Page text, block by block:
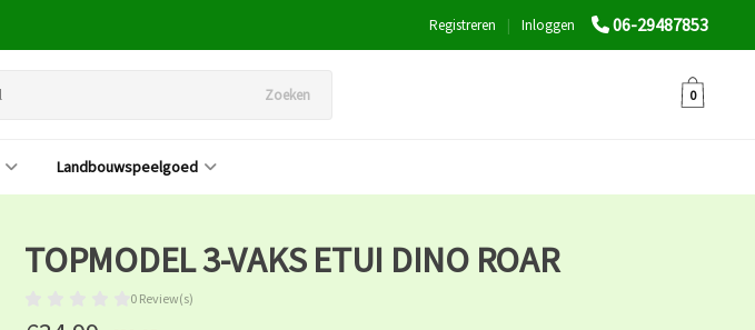
06-29487853
Inloggen
|
Registreren
Zoeken 0
Landbouwspeelgoed
TOPMODEL 3-VAKS ETUI DINO ROAR
0 Review(s)